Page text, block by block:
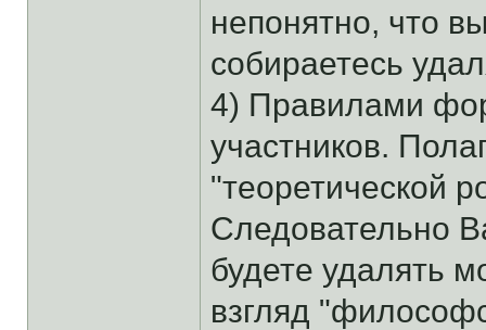
непонятно, что
собираетесь
4) Правилами
участников.
"теоретической
Следовательно
будете удалять
взгляд